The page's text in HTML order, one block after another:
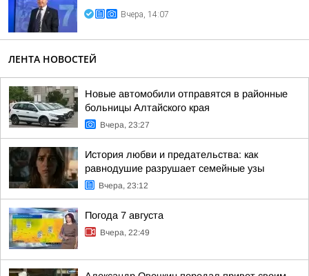
Вчера, 14:07
ЛЕНТА НОВОСТЕЙ
Новые автомобили отправятся в районные
больницы Алтайского края
Вчера, 23:27
История любви и предательства: как
равнодушие разрушает семейные узы
Вчера, 23:12
Погода 7 августа
Вчера, 22:49